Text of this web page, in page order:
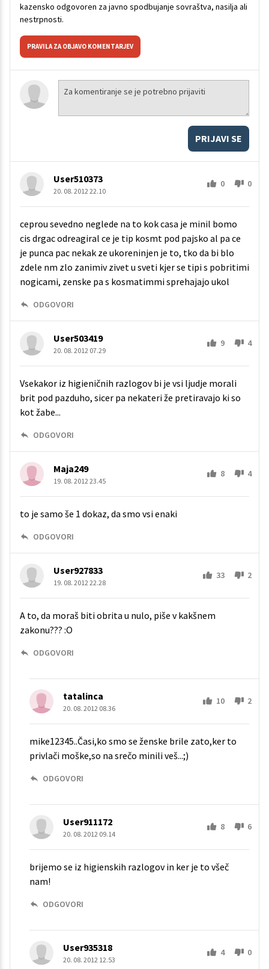
kazensko odgovoren za javno spodbujanje sovraštva, nasilja ali
nestrpnosti.
PRAVILA ZA OBJAVO KOMENTARJEV
PRIJAVI SE
User510373
20. 08. 2012 22.10
0 0
ceprou sevedno neglede na to kok casa je minil bomo
cis drgac odreagiral ce je tip kosmt pod pajsko al pa ce
je punca pac nekak ze ukoreninjen je to, tko da bi blo
zdele nm zlo zanimiv zivet u sveti kjer se tipi s pobritimi
nogicami, zenske pa s kosmatimmi sprehajajo ukol
ODGOVORI
User503419
20. 08. 2012 07.29
9 4
Vsekakor iz higieničnih razlogov bi je vsi ljudje morali
brit pod pazduho, sicer pa nekateri že pretiravajo ki so
kot žabe...
ODGOVORI
Maja249
19. 08. 2012 23.45
8 4
to je samo še 1 dokaz, da smo vsi enaki
ODGOVORI
User927833
19. 08. 2012 22.28
33 2
A to, da moraš biti obrita u nulo, piše v kakšnem
zakonu??? :O
ODGOVORI
tatalinca
20. 08. 2012 08.36
10 2
mike12345..Časi,ko smo se ženske brile zato,ker to
privlači moške,so na srečo minili veš...;)
ODGOVORI
User911172
20. 08. 2012 09.14
8 6
brijemo se iz higienskih razlogov in ker je to všeč
nam!
ODGOVORI
User935318
20. 08. 2012 12.53
4 0